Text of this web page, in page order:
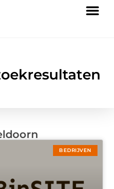
BEDRIJVEN